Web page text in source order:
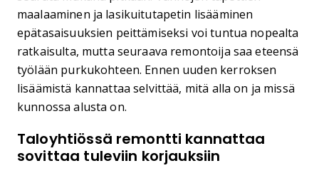
maalaaminen ja lasikuitutapetin lisääminen
epätasaisuuksien peittämiseksi voi tuntua nopealta
ratkaisulta, mutta seuraava remontoija saa eteensä
työlään purkukohteen. Ennen uuden kerroksen
lisäämistä kannattaa selvittää, mitä alla on ja missä
kunnossa alusta on.
Taloyhtiössä remontti kannattaa
sovittaa tuleviin korjauksiin